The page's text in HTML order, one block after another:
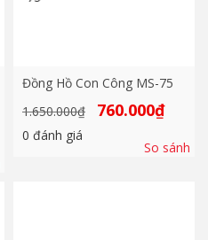
Đồng Hồ Con Công MS-75
1.650.000₫
Giá
gốc
1.650.000₫.
760.000₫Giá
là:
0 đánh giá
So sánh